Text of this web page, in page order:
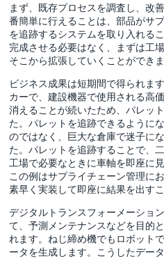
まず、既存プロセスを調査し、改
番簡単に行えることは、部品がサ
を追跡するシステムを取り入れる
完成させる必要はなく、まずは工
そこから拡張していくことができま
ビジネス成果は短期間で得られま
カーで、建設機器で使用される高
消えることが続いたため、パレッ
た。パレットを追跡できるように
のではなく、巨大な倉庫で迷子に
た。パレットを追跡することで、
工場で必要なときに車軸を即座に
この例はサプライチェーン管理に
素早く実装して即座に結果を出すこ
デジタルトランスフォーメーショ
て、予測メンテナンスなどを目的
れます。ねじ締め機でもロボット
ータを生成します。こうしたデー